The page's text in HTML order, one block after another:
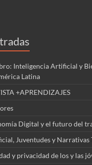
Inteligencia Artificial y
Latina
+APRENDIZAJES
Digital y el futuro del
Juventudes y Narrativas
y privacidad de los y las